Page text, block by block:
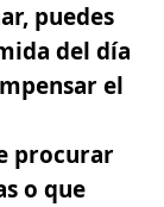
puedes
del día
el
procurar
o que